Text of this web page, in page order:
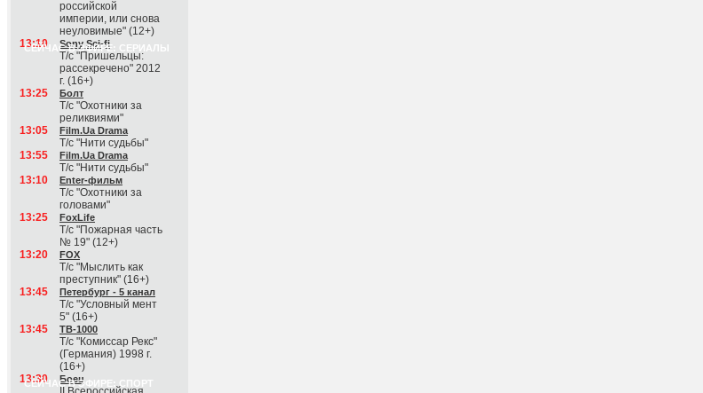
российской
империи, или снова
неуловимые" (12+)
СЕЙЧАС В ЭФИРЕ: СЕРИАЛЫ
13:10 Sony Sci-fi
Т/с "Пришельцы:
рассекречено" 2012
г. (16+)
13:25
Болт
Т/с "Охотники за
реликвиями"
13:05
Film.Ua Drama
Т/с "Нити судьбы"
13:55
Film.Ua Drama
Т/с "Нити судьбы"
13:10
Enter-фильм
Т/с "Охотники за
головами"
13:25
FoxLife
Т/с "Пожарная часть
№ 19" (12+)
13:20
FOX
Т/с "Мыслить как
преступник" (16+)
13:45
Петербург - 5 канал
Т/с "Условный мент
5" (16+)
13:45
ТВ-1000
Т/с "Комиссар Рекс"
(Германия) 1998 г.
(16+)
СЕЙЧАС В ЭФИРЕ: СПОРТ
13:30 Боец